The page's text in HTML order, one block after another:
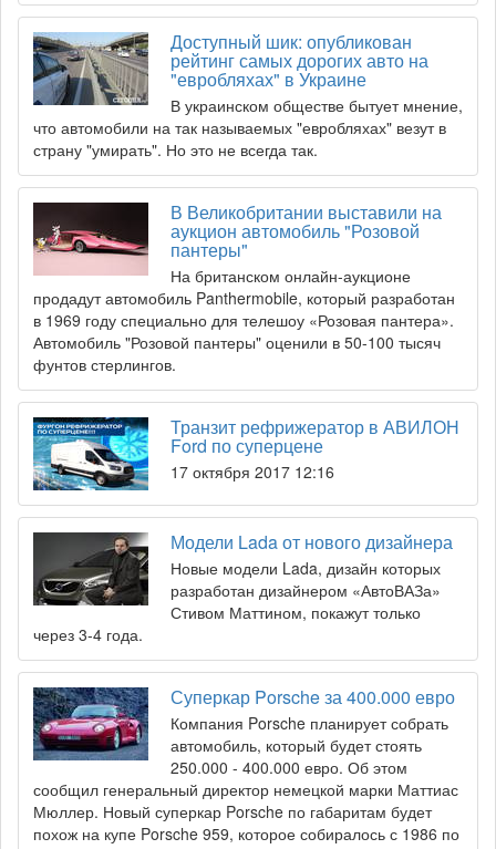
Доступный шик: опубликован
рейтинг самых дорогих авто на
"евробляхах" в Украине
В украинском обществе бытует мнение,
что автомобили на так называемых "евробляхах" везут в
страну "умирать". Но это не всегда так.
В Великобритании выставили на
аукцион автомобиль "Розовой
пантеры"
На британском онлайн-аукционе
продадут автомобиль Panthermobile, который разработан
в 1969 году специально для телешоу «Розовая пантера».
Автомобиль "Розовой пантеры" оценили в 50-100 тысяч
фунтов стерлингов.
Транзит рефрижератор в АВИЛОН
Ford по суперцене
17 октября 2017 12:16
Модели Lada от нового дизайнера
Новые модели Lada, дизайн которых
разработан дизайнером «АвтоВАЗа»
Стивом Маттином, покажут только
через 3-4 года.
Суперкар Porsche за 400.000 евро
Компания Porsche планирует собрать
автомобиль, который будет стоять
250.000 - 400.000 евро. Об этом
сообщил генеральный директор немецкой марки Маттиас
Мюллер. Новый суперкар Porsche по габаритам будет
похож на купе Porsche 959, которое собиралось с 1986 по